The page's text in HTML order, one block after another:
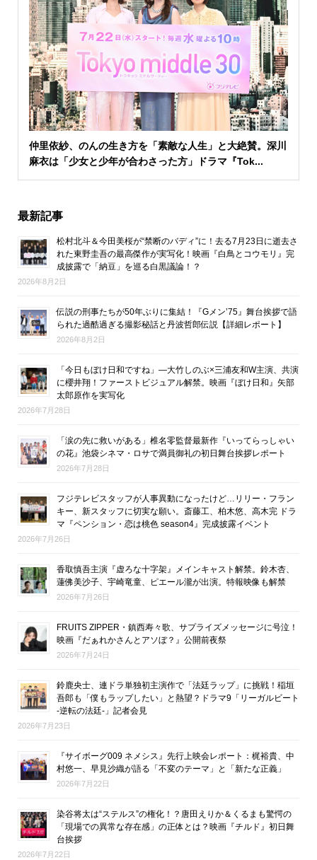
仲里依紗、のんの生き方を「素敵な人生」と大絶賛。深川
麻衣は「少女と少年が合わさった方」ドラマ『Tok...
最新記事
松村北斗＆今田美桜が“禁断のバディ”に！去る7月23日に逝去さ
れた東野圭吾の最高傑作が実写化！映画『白鳥とコウモリ』完
成披露で「納豆」を巡る白黒議論！？
2026年8月2日
伝説の刑事たちが50年ぶりに集結！『Gメン’75』舞台挨拶で語
られた過酷過ぎる撮影秘話と丹波哲郎伝説【詳細レポート】
2026年8月2日
「今日もぼけ日和ですね」―大竹しのぶ×三浦友和W主演、共演
に櫻井翔！ファーストビジュアル解禁。映画『ぼけ日和』矢部
太郎原作を実写化
2026年7月28日
「涙の先に救いがある」椎名零監督最新作『いってらっしゃい
の花』池袋シネマ・ロサで満員御礼の初日舞台挨拶レポート
2026年7月28日
フジテレビスタッフが人事異動になったけど…リリー・フラン
キー、新スタッフに切実な願い。斎藤工、柏木悠、高木完 ドラ
マ『ペンション・恋は桃色 season4』完成披露イベント
2026年7月26日
香取慎吾主演『虚ろな十字架』メインキャスト解禁。鈴木杏、
蓮佛美沙子、宇崎竜童、ピエール瀧が出演。特報映像も解禁
2026年7月26日
FRUITS ZIPPER・鎮西寿々歌、サプライズメッセージに号泣！
映画『だぁれかさんとアソぼ？』公開前夜祭
2026年7月24日
鈴鹿央士、連ドラ単独初主演作で「法廷ラップ」に挑戦！稲垣
吾郎も「僕もラップしたい」と熱望？ドラマ9「リーガルビート
-逆転の法廷-」記者会見
2026年7月23日
『サイボーグ009 ネメシス』先行上映会レポート：梶裕貴、中
村悠一、早見沙織が語る「不変のテーマ」と「新たな正義」
2026年7月22日
染谷将太は“ステルス”の権化！？唐田えりか＆くるまも驚愕の
「現場での異常な存在感」の正体とは？映画『チルド』初日舞
台挨拶
2026年7月22日